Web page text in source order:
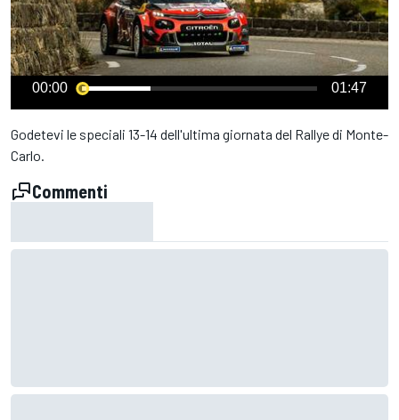
00:00 01:47
Godetevi le speciali 13-14 dell'ultima giornata del Rallye di Monte-
Carlo.
Commenti